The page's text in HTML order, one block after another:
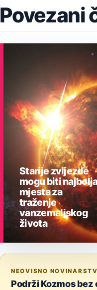
Povezani
Starije zvijezde
mogu biti
mjesta za
traženje
vanzemaljskog
života
NEOVISNO
Podrži Kozmos bez